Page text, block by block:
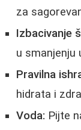
za
Izbacivanje
u smanjenju
Pravilna
hidrata i
Voda: Pijte